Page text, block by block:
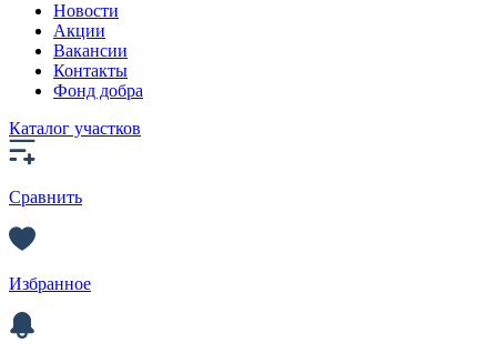
Новости
Акции
Вакансии
Контакты
Фонд добра
Каталог участков
Сравнить
Избранное